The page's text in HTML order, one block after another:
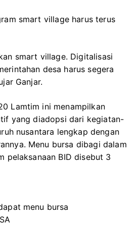
smart village harus terus
smart village. Digitalisasi
desa harus segera
Ganjar.
Lamtim ini menampilkan
yang diadopsi dari kegiatan-
nusantara lengkap dengan
Menu bursa dibagi dalam
pelaksanaan BID disebut 3
menu bursa